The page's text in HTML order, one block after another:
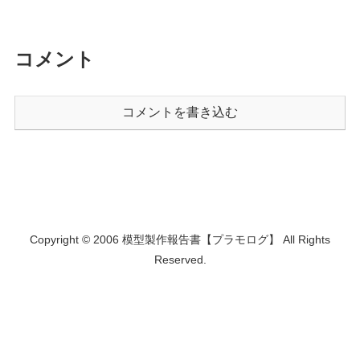
コメント
コメントを書き込む
Copyright © 2006 模型製作報告書【プラモログ】 All Rights
Reserved.